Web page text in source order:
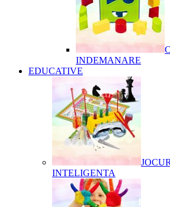
INDEMANARE
EDUCATIVE
INTELIGENTA